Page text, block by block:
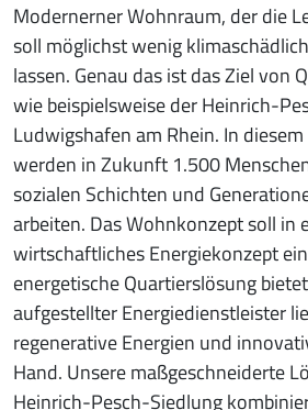
Modernerner Wohnraum, der die
soll möglichst wenig
lassen. Genau das ist das Ziel von
wie beispielsweise der Heinrich-
Ludwigshafen am Rhein. In
werden in Zukunft 1.500
sozialen Schichten und
arbeiten. Das Wohnkonzept soll in
wirtschaftliches Energiekonzept
energetische Quartierslösung
aufgestellter Energiedienstleister
regenerative Energien und
Hand. Unsere maßgeschneiderte
Heinrich-Pesch-Siedlung